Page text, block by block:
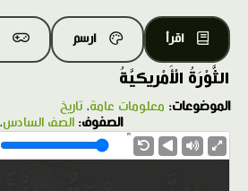
اقرأ ارسم
الثَّوْرَةُ الْأَمْريكيَّةُ
الموضوعات: معلومات عامة، تاريخ
الصفوف: الصف السادس،